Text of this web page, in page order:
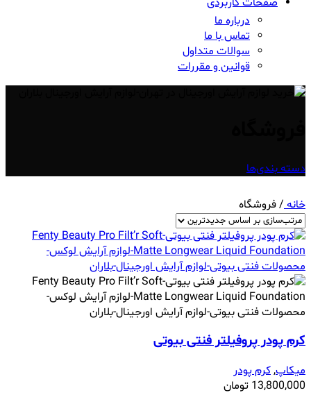
درباره ما
تماس با ما
سوالات متداول
قوانین و مقررات
دسته بندی‌ها
خانه/فروشگاه
کرم پودر پروفیلتر فنتی بیوتی
میکاپ,کرم پودر
13,800,000 تومان